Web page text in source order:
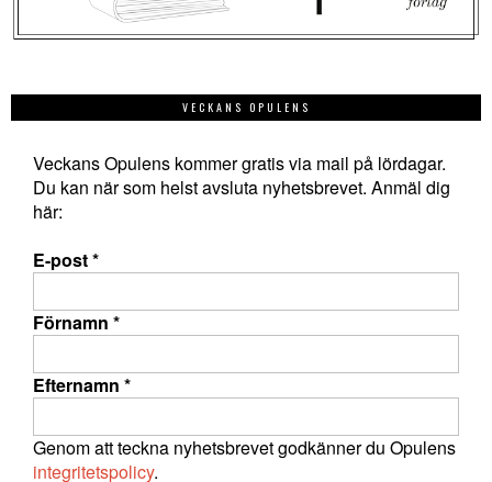
VECKANS OPULENS
Veckans Opulens kommer gratis via mail på lördagar.
Du kan när som helst avsluta nyhetsbrevet. Anmäl dig
här:
E-post*
Förnamn *
Efternamn *
Genom att teckna nyhetsbrevet godkänner du Opulens
integritetspolicy.